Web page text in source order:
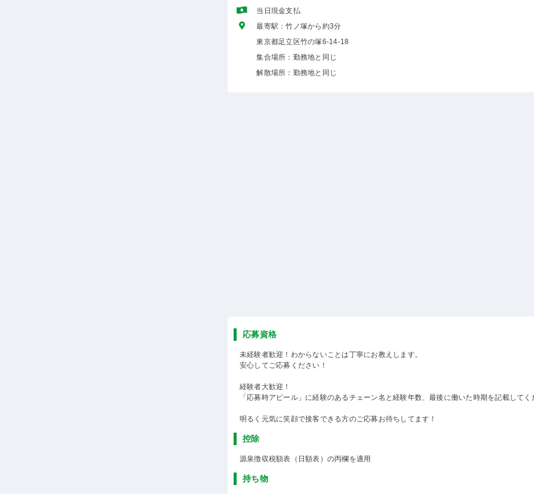
当日現金支払
最寄駅：竹ノ塚から約3分
東京都足立区竹の塚6-14-18
集合場所：勤務地と同じ
解散場所：勤務地と同じ
応募資格
未経験者歓迎！わからないことは丁寧にお教えします。
安心してご応募ください！
経験者大歓迎！
「応募時アピール」に経験のあるチェーン名と経験年数、最後に働いた時期を記載してく
明るく元気に笑顔で接客できる方のご応募お待ちしてます！
控除
源泉徴収税額表（日額表）の丙欄を適用
持ち物